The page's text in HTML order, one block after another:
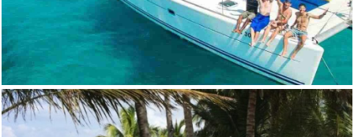
à Madagascar
En savoir plus >
4x4, Moto ou Quad